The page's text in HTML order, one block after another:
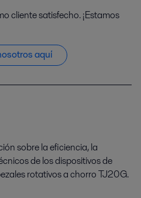
cliente satisfecho. ¡Estamos
aquí
sobre la eficiencia, la
de los dispositivos de
rotativos a chorro TJ20G.